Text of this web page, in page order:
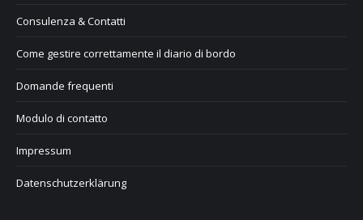
Consulenza & Contatti
Come gestire correttamente il diario di bordo
Domande frequenti
Modulo di contatto
Impressum
Datenschutzerklärung